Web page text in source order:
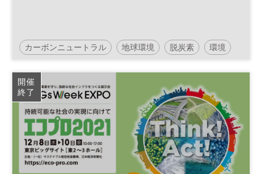
カーボンニュートラル 地球環境 脱炭素 環境
SDGs インフラ 防災 気候変動
災害対策
開催
終了